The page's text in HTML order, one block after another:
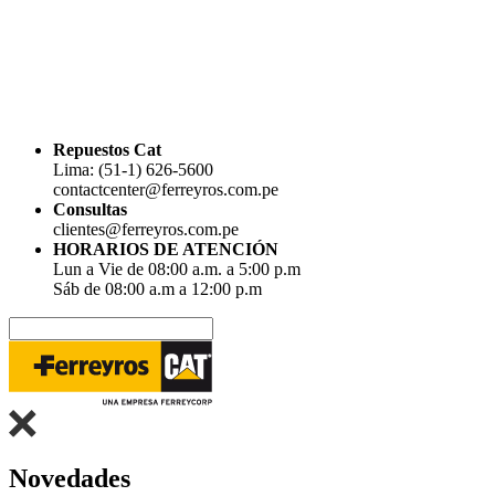
Repuestos Cat
Lima: (51-1) 626-5600
contactcenter@ferreyros.com.pe
Consultas
clientes@ferreyros.com.pe
HORARIOS DE ATENCIÓN
Lun a Vie de 08:00 a.m. a 5:00 p.m
Sáb de 08:00 a.m a 12:00 p.m
Novedades